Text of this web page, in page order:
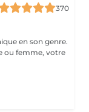
370
en son genre.
ou femme, votre